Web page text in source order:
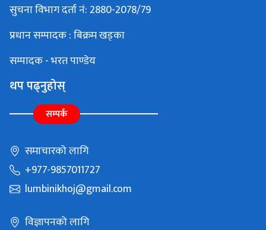
सुचना विभाग दर्ता नं: 2880-2078/79
प्रधान सम्पादक : बिक्रम खड्का
सम्पादक - भरत पाण्डेय
थप पढ्नुहोस्
सम्पर्क
समाचारको लागि
+977-9857011727
lumbinikhoj@gmail.com
विज्ञापनको लागि